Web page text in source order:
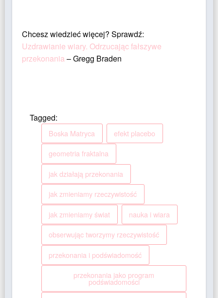
Chcesz wiedzieć więcej? Sprawdź:
Uzdrawianie wiary. Odrzucając fałszywe
przekonania– Gregg Braden
Tagged:
Boska Matryca
efekt placebo
geometria fraktalna
jak działają przekonania
jak zmieniamy rzeczywistość
jak zmieniamy świat
nauka i wiara
obserwując tworzymy rzeczywistość
przekonania i podświadomość
przekonania jako program
podświadomości